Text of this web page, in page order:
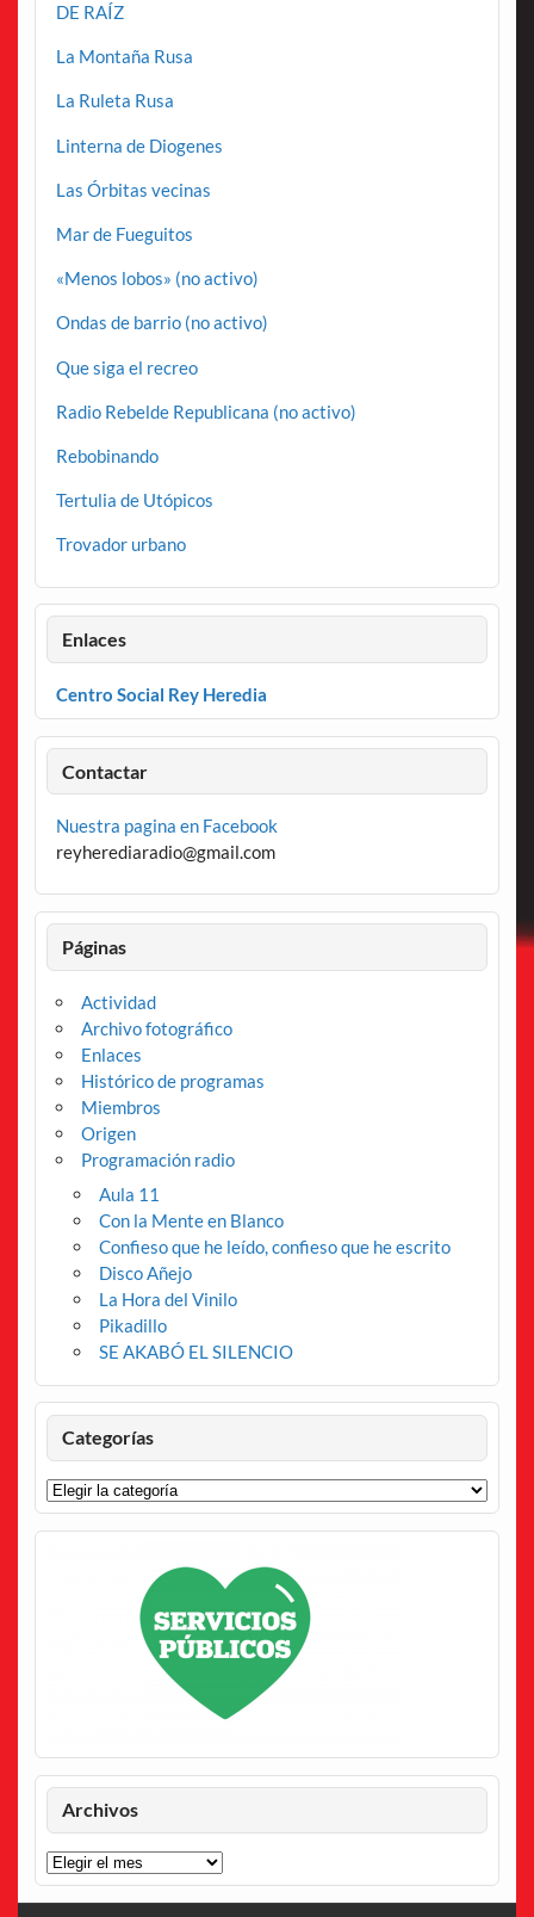
DE RAÍZ
La Montaña Rusa
La Ruleta Rusa
Linterna de Diogenes
Las Órbitas vecinas
Mar de Fueguitos
«Menos lobos» (no activo)
Ondas de barrio (no activo)
Que siga el recreo
Radio Rebelde Republicana (no activo)
Rebobinando
Tertulia de Utópicos
Trovador urbano
Enlaces
Centro Social Rey Heredia
Contactar
Nuestra pagina en Facebook
reyherediaradio@gmail.com
Páginas
Actividad
Archivo fotográfico
Enlaces
Histórico de programas
Miembros
Origen
Programación radio
Aula 11
Con la Mente en Blanco
Confieso que he leído, confieso que he escrito
Disco Añejo
La Hora del Vinilo
Pikadillo
SE AKABÓ EL SILENCIO
Categorías
Categorías
Archivos
Archivos